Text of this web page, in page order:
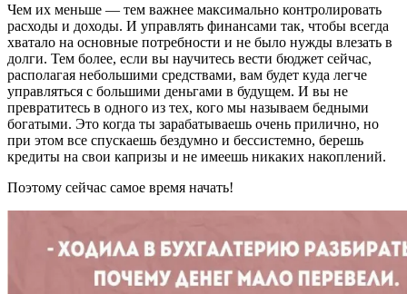
Чем их меньше — тем важнее максимально контролировать
расходы и доходы. И управлять финансами так, чтобы всегда
хватало на основные потребности и не было нужды влезать в
долги. Тем более, если вы научитесь вести бюджет сейчас,
располагая небольшими средствами, вам будет куда легче
управляться с большими деньгами в будущем. И вы не
превратитесь в одного из тех, кого мы называем бедными
богатыми. Это когда ты зарабатываешь очень прилично, но
при этом все спускаешь бездумно и бессистемно, берешь
кредиты на свои капризы и не имеешь никаких накоплений.
Поэтому сейчас самое время начать!